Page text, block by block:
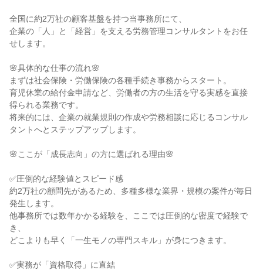
全国に約2万社の顧客基盤を持つ当事務所にて、
企業の「人」と「経営」を支える労務管理コンサルタントをお任
せします。
🌸具体的な仕事の流れ🌸
まずは社会保険・労働保険の各種手続き事務からスタート。
育児休業の給付金申請など、労働者の方の生活を守る実感を直接
得られる業務です。
将来的には、企業の就業規則の作成や労務相談に応じるコンサル
タントへとステップアップします。
🌸ここが「成長志向」の方に選ばれる理由🌸
✅圧倒的な経験値とスピード感
約2万社の顧問先があるため、多種多様な業界・規模の案件が毎日
発生します。
他事務所では数年かかる経験を、ここでは圧倒的な密度で経験で
き、
どこよりも早く「一生モノの専門スキル」が身につきます。
✅実務が「資格取得」に直結